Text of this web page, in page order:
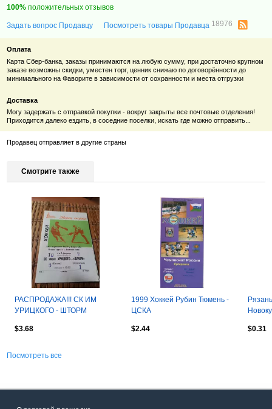
100% положительных отзывов
Задать вопрос Продавцу Посмотреть товары Продавца 18976
Оплата
Карта Сбер-банка, заказы принимаются на любую сумму, при достаточно крупном
заказе возможны скидки, уместен торг, ценник снижаю по договорённости до
минимального на Фаворите в зависимости от сохранности и места отгрузки
Доставка
Могу задержать с отправкой покупки - вокруг закрыты все почтовые отделения!
Приходится далеко ездить, в соседние поселки, искать где можно отправить...
Продавец отправляет в другие страны
Смотрите также
РАСПРОДАЖА!!! СК ИМ
УРИЦКОГО - ШТОРМ
$3.68
1999 Хоккей Рубин Тюмень -
ЦСКА
$2.44 $0.31
Посмотреть все